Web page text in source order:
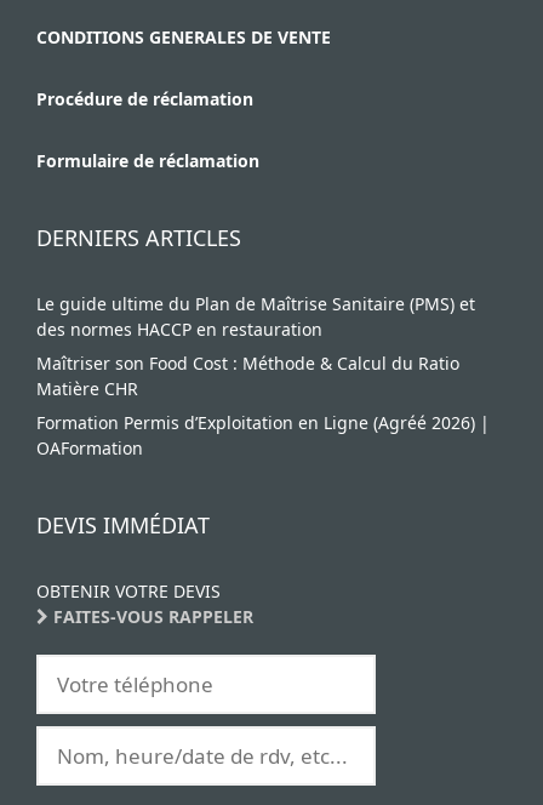
CONDITIONS GENERALES DE VENTE
Procédure de réclamation
Formulaire de réclamation
DERNIERS ARTICLES
Le guide ultime du Plan de Maîtrise Sanitaire (PMS) et
des normes HACCP en restauration
Maîtriser son Food Cost : Méthode & Calcul du Ratio
Matière CHR
Formation Permis d’Exploitation en Ligne (Agréé 2026) |
OAFormation
DEVIS IMMÉDIAT
OBTENIR VOTRE DEVIS
FAITES-VOUS RAPPELER